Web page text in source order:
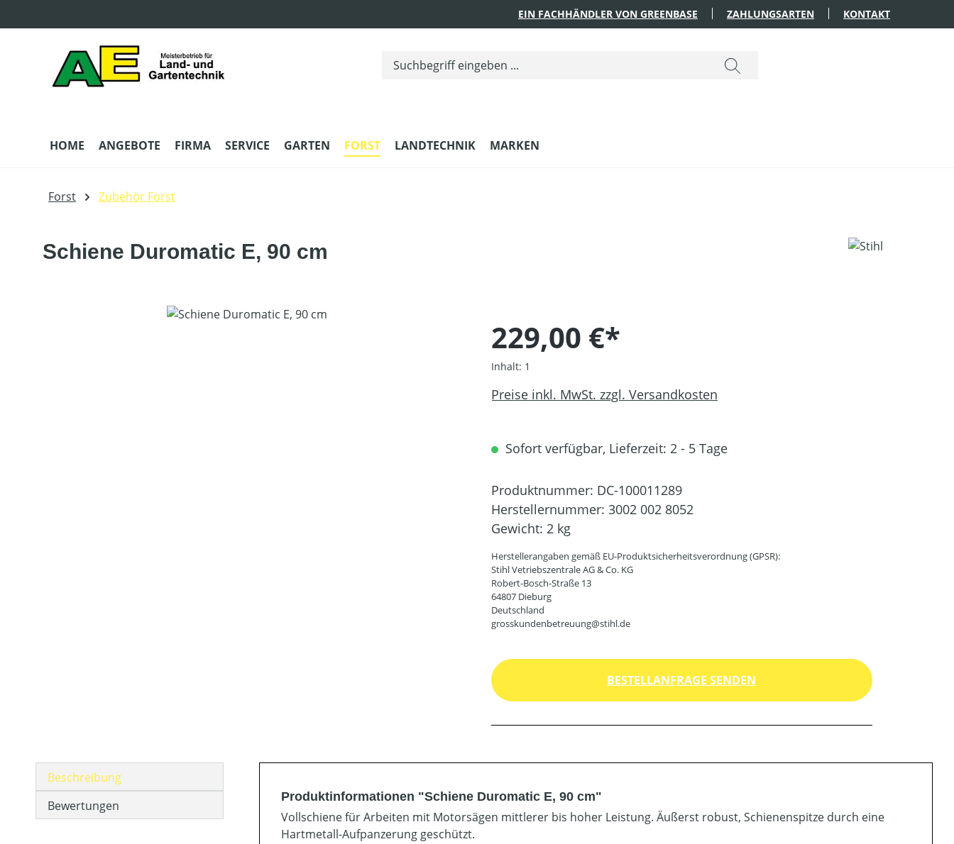
EIN FACHHÄNDLER VON GREENBASE ZAHLUNGSARTEN KONTAKT
HOME ANGEBOTE FIRMA SERVICE GARTEN FORST LANDTECHNIK MARKEN
Forst Zubehör Forst
Schiene Duromatic E, 90 cm
Bildergalerie überspringen
229,00 €*
Inhalt: 1
Preise inkl. MwSt. zzgl. Versandkosten
Sofort verfügbar, Lieferzeit: 2 - 5 Tage
Produktnummer: DC-100011289
Herstellernummer: 3002 002 8052
Gewicht: 2 kg
Herstellerangaben gemäß EU-Produktsicherheitsverordnung (GPSR):
Stihl Vetriebszentrale AG & Co. KG
Robert-Bosch-Straße 13
64807 Dieburg
Deutschland
grosskundenbetreuung@stihl.de
BESTELLANFRAGE SENDEN
Beschreibung
Bewertungen
Produktinformationen "Schiene Duromatic E, 90 cm"
Vollschiene für Arbeiten mit Motorsägen mittlerer bis hoher Leistung. Äußerst robust, Schienenspitze durch eine
Hartmetall-Aufpanzerung geschützt.